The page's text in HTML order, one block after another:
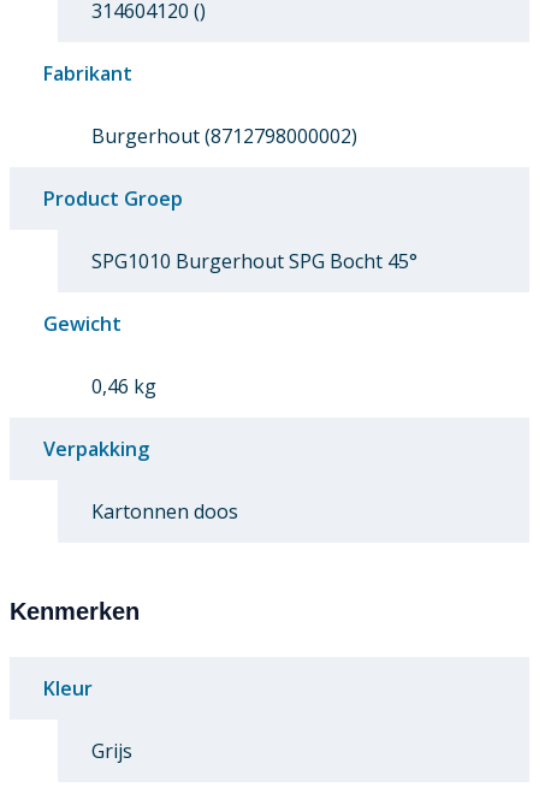
314604120 ()
Fabrikant
Burgerhout (8712798000002)
Product Groep
SPG1010 Burgerhout SPG Bocht 45°
Gewicht
0,46 kg
Verpakking
Kartonnen doos
Kenmerken
Kleur
Grijs